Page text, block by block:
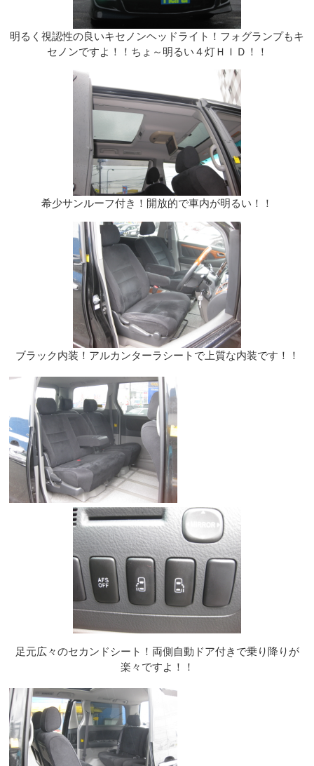
明るく視認性の良いキセノンヘッドライト！フォグランプもキ
セノンですよ！！ちょ～明るい４灯ＨＩＤ！！
希少サンルーフ付き！開放的で車内が明るい！！
ブラック内装！アルカンターラシートで上質な内装です！！
足元広々のセカンドシート！両側自動ドア付きで乗り降りが
楽々ですよ！！